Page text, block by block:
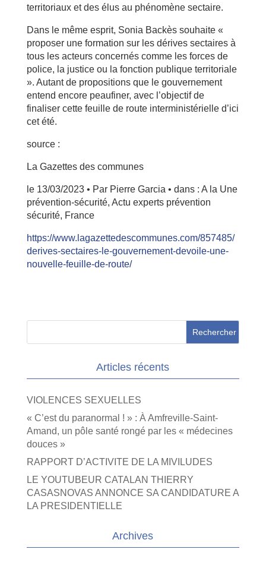
territoriaux et des élus au phénomène sectaire.
Dans le même esprit, Sonia Backès souhaite «
proposer une formation sur les dérives sectaires à
tous les acteurs concernés comme les forces de
police, la justice ou la fonction publique territoriale
». Autant de propositions que le gouvernement
entend encore peaufiner, avec l’objectif de
finaliser cette feuille de route interministérielle d’ici
cet été.
source :
La Gazettes des communes
le 13/03/2023 • Par Pierre Garcia • dans : A la Une
prévention-sécurité, Actu experts prévention
sécurité, France
https://www.lagazettedescommunes.com/857485/
derives-sectaires-le-gouvernement-devoile-une-
nouvelle-feuille-de-route/
Articles récents
VIOLENCES SEXUELLES
« C’est du paranormal ! » : À Amfreville-Saint-
Amand, un pôle santé rongé par les « médecines
douces »
RAPPORT D’ACTIVITE DE LA MIVILUDES
LE YOUTUBEUR CATALAN THIERRY
CASASNOVAS ANNONCE SA CANDIDATURE A
LA PRESIDENTIELLE
Archives